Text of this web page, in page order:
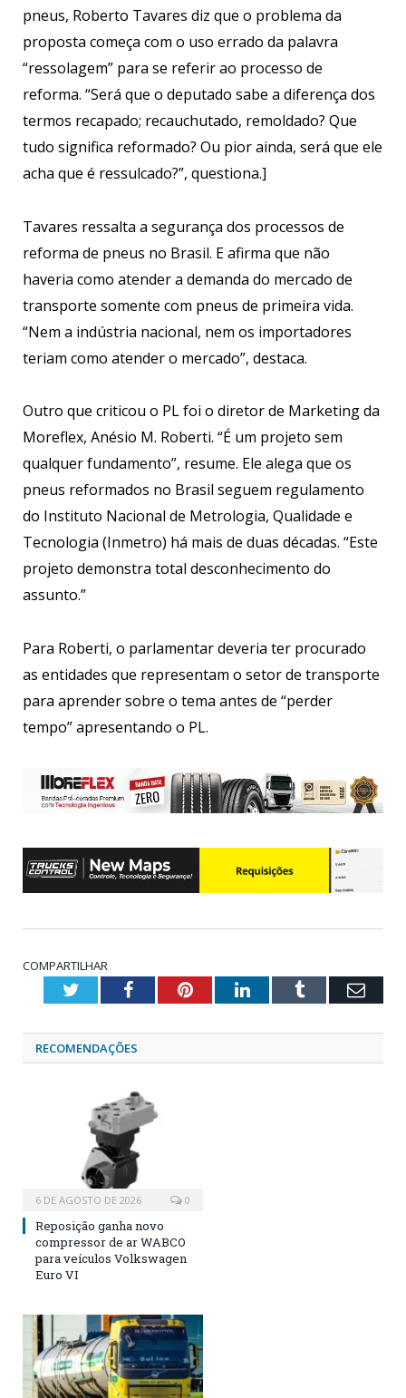
pneus, Roberto Tavares diz que o problema da
proposta começa com o uso errado da palavra
“ressolagem” para se referir ao processo de
reforma. “Será que o deputado sabe a diferença dos
termos recapado; recauchutado, remoldado? Que
tudo significa reformado? Ou pior ainda, será que ele
acha que é ressulcado?”, questiona.]
Tavares ressalta a segurança dos processos de
reforma de pneus no Brasil. E afirma que não
haveria como atender a demanda do mercado de
transporte somente com pneus de primeira vida.
“Nem a indústria nacional, nem os importadores
teriam como atender o mercado”, destaca.
Outro que criticou o PL foi o diretor de Marketing da
Moreflex, Anésio M. Roberti. “É um projeto sem
qualquer fundamento”, resume. Ele alega que os
pneus reformados no Brasil seguem regulamento
do Instituto Nacional de Metrologia, Qualidade e
Tecnologia (Inmetro) há mais de duas décadas. “Este
projeto demonstra total desconhecimento do
assunto.”
Para Roberti, o parlamentar deveria ter procurado
as entidades que representam o setor de transporte
para aprender sobre o tema antes de “perder
tempo” apresentando o PL.
COMPARTILHAR
TwitterFacebookPinterestLinkedInTumblr
RECOMENDAÇÕES
6 DE AGOSTO DE 2026 0
Reposição ganha novo
compressor de ar WABCO
para veículos Volkswagen
Euro VI